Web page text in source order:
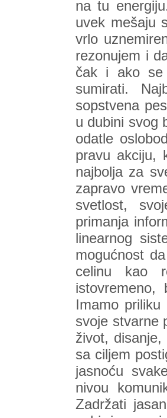
na tu
uvek mešaju
vrlo
rezonujem i
čak i ako se
sumirati.
sopstvena
u dubini svog
odatle
pravu akciju,
najbolja za
zapravo
svetlost,
primanja
linearnog
mogućnost
celinu kao
istovremeno,
Imamo
svoje stvarne
život,
sa ciljem
jasnoću
nivou
Zadržati